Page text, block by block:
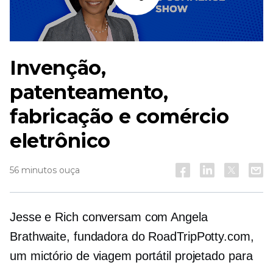
Ouça
Invenção,
patenteamento,
fabricação e comércio
eletrônico
56 minutos ouça
Jesse e Rich conversam com Angela
Brathwaite, fundadora do RoadTripPotty.com,
um mictório de viagem portátil projetado para